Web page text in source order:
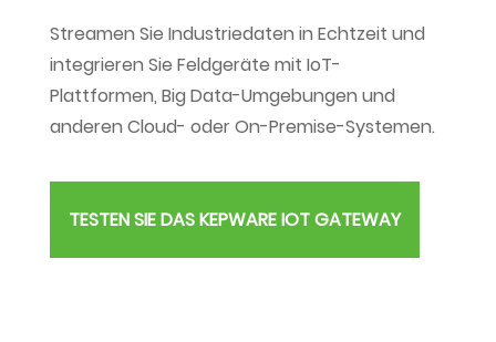
Streamen Sie Industriedaten in Echtzeit und
integrieren Sie Feldgeräte mit IoT-
Plattformen, Big Data-Umgebungen und
anderen Cloud- oder On-Premise-Systemen.
TESTEN SIE DAS KEPWARE IOT GATEWAY